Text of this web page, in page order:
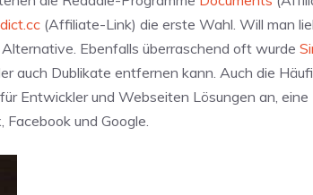
dict.cc (Affiliate-Link) die erste Wahl. Will man
Ebenfalls überraschend oft wurde
auch Dublikate entfernen kann. Auch die
Entwickler und Webseiten Lösungen an,
und Google.